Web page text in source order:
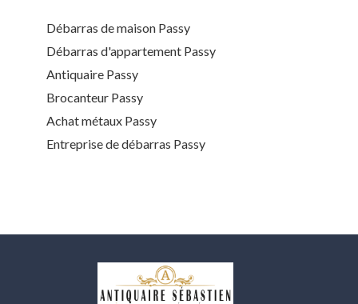
Débarras de maison Passy
Débarras d'appartement Passy
Antiquaire Passy
Brocanteur Passy
Achat métaux Passy
Entreprise de débarras Passy